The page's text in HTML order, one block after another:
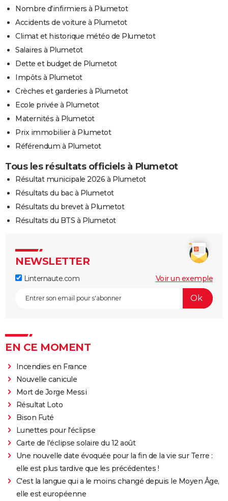
Nombre d'infirmiers à Plumetot
Accidents de voiture à Plumetot
Climat et historique météo de Plumetot
Salaires à Plumetot
Dette et budget de Plumetot
Impôts à Plumetot
Crèches et garderies à Plumetot
Ecole privée à Plumetot
Maternités à Plumetot
Prix immobilier à Plumetot
Référendum à Plumetot
Tous les résultats officiels à Plumetot
Résultat municipale 2026 à Plumetot
Résultats du bac à Plumetot
Résultats du brevet à Plumetot
Résultats du BTS à Plumetot
NEWSLETTER
Linternaute.com Voir un exemple
EN CE MOMENT
Incendies en France
Nouvelle canicule
Mort de Jorge Messi
Résultat Loto
Bison Futé
Lunettes pour l'éclipse
Carte de l'éclipse solaire du 12 août
Une nouvelle date évoquée pour la fin de la vie sur Terre :
elle est plus tardive que les précédentes !
C'est la langue qui a le moins changé depuis le Moyen Âge,
elle est européenne